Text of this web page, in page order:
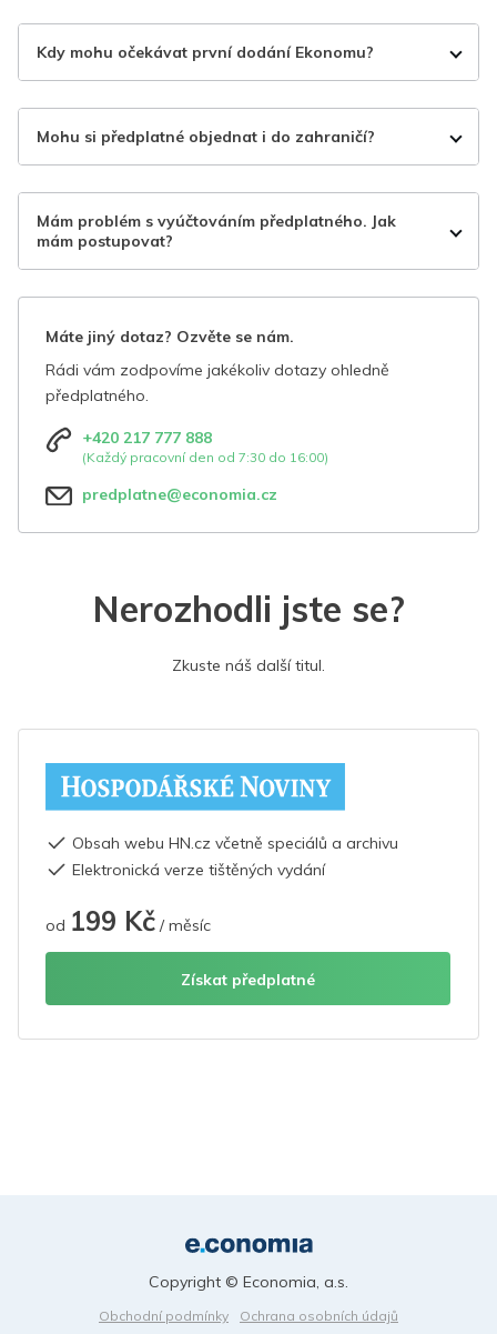
Kdy mohu očekávat první dodání Ekonomu?
Mohu si předplatné objednat i do zahraničí?
Mám problém s vyúčtováním předplatného. Jak
mám postupovat?
Máte jiný dotaz? Ozvěte se nám.
Rádi vám zodpovíme jakékoliv dotazy ohledně
předplatného.
+420 217 777 888
(Každý pracovní den od 7:30 do 16:00)
predplatne@economia.cz
Nerozhodli jste se?
Zkuste náš další titul.
Obsah webu HN.cz včetně speciálů a archivu
Elektronická verze tištěných vydání
od 199 Kč / měsíc
Získat předplatné
Obchodní podmínky
Ochrana osobních údajů
Copyright © Economia, a.s.